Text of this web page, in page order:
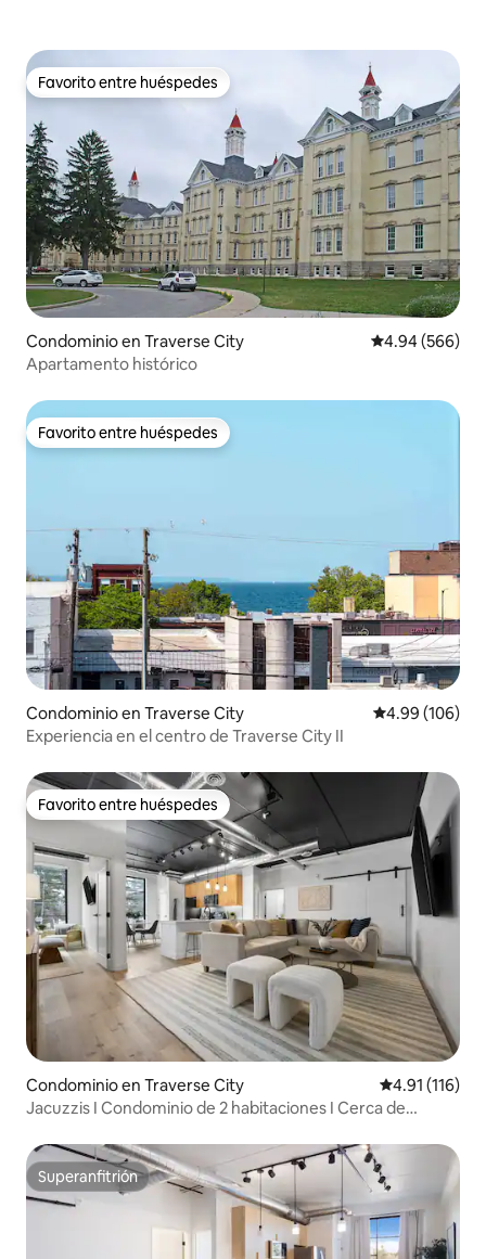
Favorito entre huéspedes
Favorito entre huéspedes
Condominio en Traverse City Calificación
4.94 (566)
Apartamento histórico
Favorito entre huéspedes
Favorito entre huéspedes
Condominio en Traverse City Calificación
4.99 (106)
Experiencia en el centro de Traverse City II
Favorito entre huéspedes
Favorito entre huéspedes
Condominio en Traverse City Calificación
4.91 (116)
Jacuzzis I Condominio de 2 habitaciones I Cerca de
Superanfitrión
Superanfitrión